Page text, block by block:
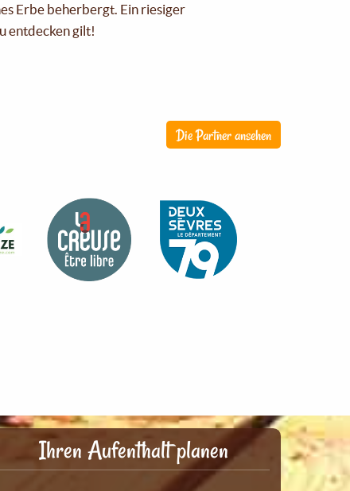
Erbe beherbergt. Ein riesiger
entdecken gilt!
Die Partner ansehen
Ihren Aufenthalt planen